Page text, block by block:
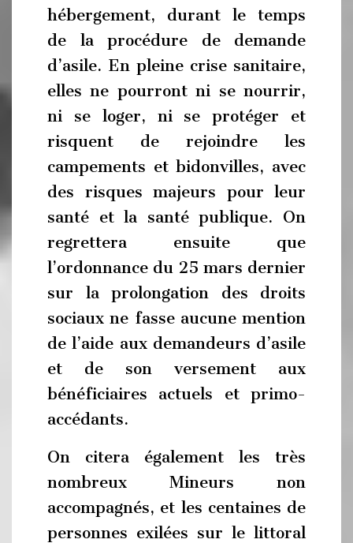
hébergement, durant le temps
de la procédure de demande
d’asile. En pleine crise sanitaire,
elles ne pourront ni se nourrir,
ni se loger, ni se protéger et
risquent de rejoindre les
campements et bidonvilles, avec
des risques majeurs pour leur
santé et la santé publique. On
regrettera ensuite que
l’ordonnance du 25 mars dernier
sur la prolongation des droits
sociaux ne fasse aucune mention
de l’aide aux demandeurs d’asile
et de son versement aux
bénéficiaires actuels et primo-
accédants.
On citera également les très
nombreux Mineurs non
accompagnés, et les centaines de
personnes exilées sur le littoral